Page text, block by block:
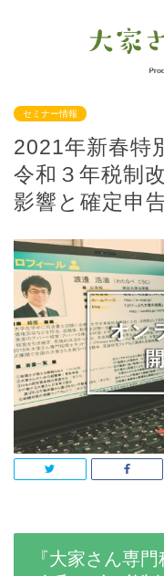
セミナー情報
2021年新春特
令和３年税制
影響と確定申
『大家さん専